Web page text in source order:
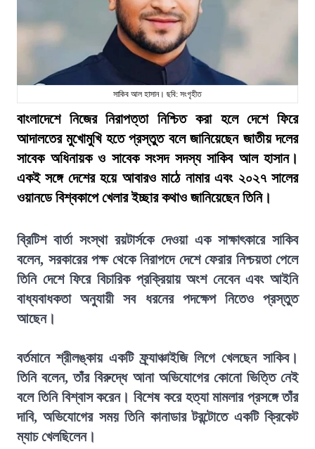
সাকিব আল হাসান। ছবি: সংগৃহীত
বাংলাদেশে নিজের নিরাপত্তা নিশ্চিত করা হলে দেশে ফিরে
আদালতের মুখোমুখি হতে প্রস্তুত বলে জানিয়েছেন জাতীয় দলের
সাবেক অধিনায়ক ও সাবেক সংসদ সদস্য সাকিব আল হাসান।
একই সঙ্গে দেশের হয়ে আবারও মাঠে নামার এবং ২০২৭ সালের
ওয়ানডে বিশ্বকাপে খেলার ইচ্ছার কথাও জানিয়েছেন তিনি।
ব্রিটিশ বার্তা সংস্থা রয়টার্সকে দেওয়া এক সাক্ষাৎকারে সাকিব
বলেন, সরকারের পক্ষ থেকে নিরাপদে দেশে ফেরার নিশ্চয়তা পেলে
তিনি দেশে ফিরে বিচারিক প্রক্রিয়ায় অংশ নেবেন এবং আইনি
বাধ্যবাধকতা অনুযায়ী সব ধরনের পদক্ষেপ নিতেও প্রস্তুত
আছেন।
বর্তমানে শ্রীলঙ্কায় একটি ফ্র্যাঞ্চাইজি লিগে খেলছেন সাকিব।
তিনি বলেন, তাঁর বিরুদ্ধে আনা অভিযোগের কোনো ভিত্তি নেই
বলে তিনি বিশ্বাস করেন। বিশেষ করে হত্যা মামলার প্রসঙ্গে তাঁর
দাবি, অভিযোগের সময় তিনি কানাডার টরন্টোতে একটি ক্রিকেট
ম্যাচ খেলছিলেন।